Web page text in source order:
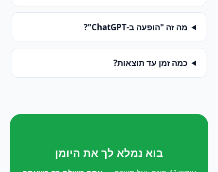
מה זה "הופעה ב-ChatGPT"?
כמה זמן עד תוצאות?
בוא נמלא לך את היומן